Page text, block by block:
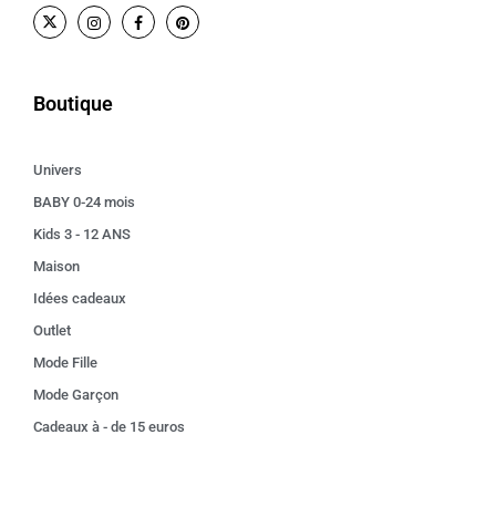
Boutique
Univers
BABY 0-24 mois
Kids 3 - 12 ANS
Maison
Idées cadeaux
Outlet
Mode Fille
Mode Garçon
Cadeaux à - de 15 euros